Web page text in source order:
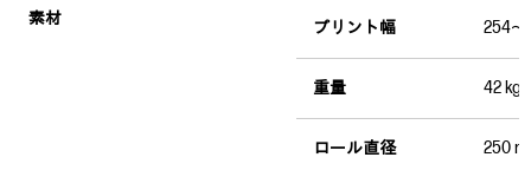
素材 プリント幅 254～
重量 42 kg
ロール直径 250